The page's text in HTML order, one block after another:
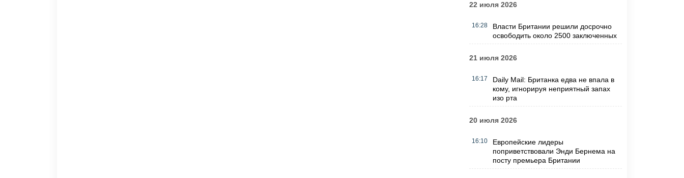
22 июля 2026
16:28
Власти Британии решили досрочно
освободить около 2500 заключенных
21 июля 2026
16:17
Daily Mail: Британка едва не впала в
кому, игнорируя неприятный запах
изо рта
20 июля 2026
16:10
Европейские лидеры
поприветствовали Энди Бернема на
посту премьера Британии